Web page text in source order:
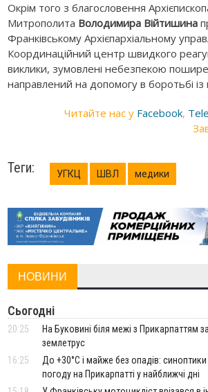
Окрім того з благословення
Митрополита Володимира Війтишина
Франківському Архієпархіальному
Координаційний центр швидкого
виклики, зумовлені небезпекою
направлений на допомогу в боротьбі із
Читайте нас у Facebook,
Теги: УГКЦ ШВЛ медики
НОВИНИ
Сьогодні
20:25
На Буковині біля межі з Прикарпаттям
землетрус
16:25
До +30°C і майже без опадів:
погоду на Прикарпатті у найближчі дні